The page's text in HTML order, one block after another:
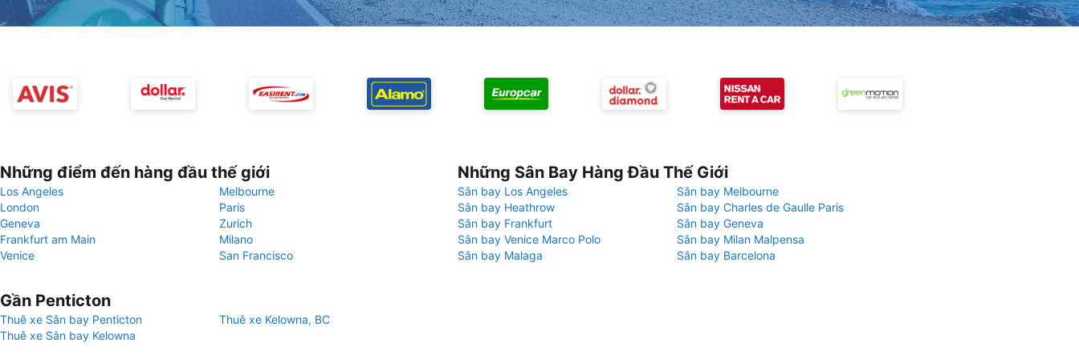
Những điểm đến hàng đầu thế giới
Los Angeles
Melbourne
London
Paris
Geneva
Zurich
Frankfurt am Main
Milano
Venice
San Francisco
Những Sân Bay Hàng Đầu Thế Giới
Sân bay Los Angeles
Sân bay Melbourne
Sân bay Heathrow
Sân bay Charles de Gaulle Paris
Sân bay Frankfurt
Sân bay Geneva
Sân bay Venice Marco Polo
Sân bay Milan Malpensa
Sân bay Malaga
Sân bay Barcelona
Gần Penticton
Thuê xe Sân bay Penticton
Thuê xe Kelowna, BC
Thuê xe Sân bay Kelowna